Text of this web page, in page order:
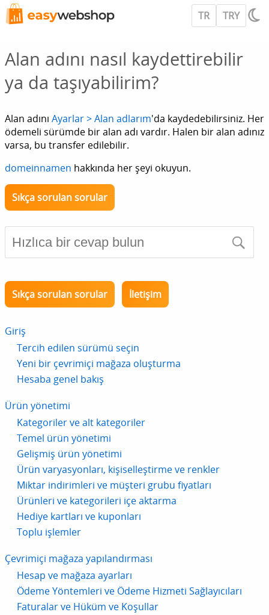
TR TRY
Alan adını nasıl kaydettirebilir
ya da taşıyabilirim?
Alan adını Ayarlar > Alan adlarım'da kaydedebilirsiniz. Her
ödemeli sürümde bir alan adı vardır. Halen bir alan adınız
varsa, bu transfer edilebilir.
domeinnamen hakkında her şeyi okuyun.
Sıkça sorulan sorular
Sıkça sorulan sorular İletişim
Giriş
Tercih edilen sürümü seçin
Yeni bir çevrimiçi mağaza oluşturma
Hesaba genel bakış
Ürün yönetimi
Kategoriler ve alt kategoriler
Temel ürün yönetimi
Gelişmiş ürün yönetimi
Ürün varyasyonları, kişiselleştirme ve renkler
Miktar indirimleri ve müşteri grubu fiyatları
Ürünleri ve kategorileri içe aktarma
Hediye kartları ve kuponları
Toplu işlemler
Çevrimiçi mağaza yapılandırması
Hesap ve mağaza ayarları
Ödeme Yöntemleri ve Ödeme Hizmeti Sağlayıcıları
Faturalar ve Hüküm ve Koşullar